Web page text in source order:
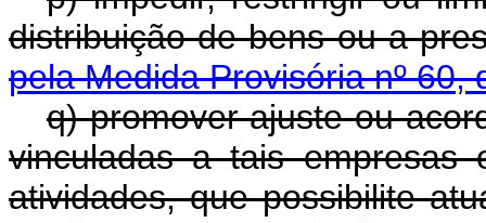
distribuição de bens ou a
pela Medida Provisória nº 60,
q) promover ajuste ou
vinculadas a tais empresas
atividades, que possibilite